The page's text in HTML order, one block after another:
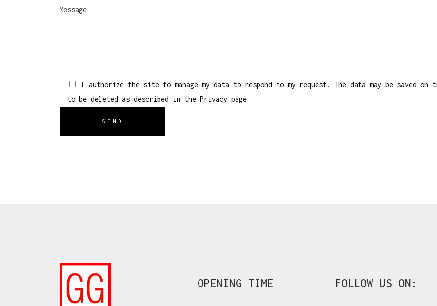
I authorize the site to manage my data to respond to my request. The data may be saved on
to be deleted as described in the Privacy page
SEND
OPENING TIME FOLLOW US ON: